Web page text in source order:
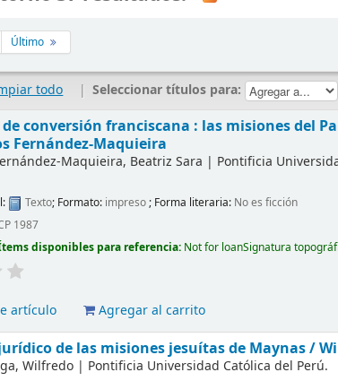
Último
todo | Seleccionar títulos para:
conversión franciscana : las misiones del
Fernández-Maquieira
Maquieira, Beatriz Sara | Pontificia
Texto; Formato: impreso; Forma literaria: No es ficción
1987
disponibles para referencia: Not for loanSignatura
artículo
Agregar al carrito
de las misiones jesuítas de Maynas /
Wilfredo | Pontificia Universidad Católica del Perú.